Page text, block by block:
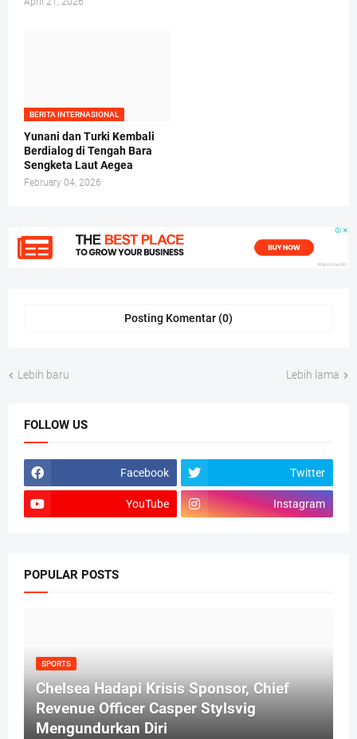
BERITA INTERNASIONAL
Yunani dan Turki Kembali
Berdialog di Tengah Bara
Sengketa Laut Aegea
February 04, 2026
Posting Komentar (0)
Lebih baru Lebih lama
FOLLOW US
Facebook Twitter
YouTube Instagram
POPULAR POSTS
SPORTS
Chelsea Hadapi Krisis Sponsor, Chief
Revenue Officer Casper Stylsvig
Mengundurkan Diri